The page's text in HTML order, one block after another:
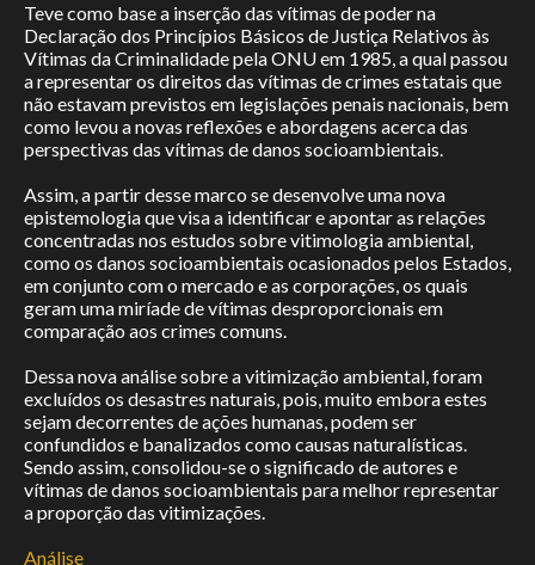
Observatório
Revista
Projeto Vazou
Publicações
Publications
Contato
Contact
Teve como base a inserção das vítimas de poder na
Declaração dos Princípios Básicos de Justiça Relativos às
Vítimas da Criminalidade pela ONU em 1985, a qual passou
a representar os direitos das vítimas de crimes estatais que
não estavam previstos em legislações penais nacionais, bem
como levou a novas reflexões e abordagens acerca das
perspectivas das vítimas de danos socioambientais.
Assim, a partir desse marco se desenvolve uma nova
epistemologia que visa a identificar e apontar as relações
concentradas nos estudos sobre vitimologia ambiental,
como os danos socioambientais ocasionados pelos Estados,
em conjunto com o mercado e as corporações, os quais
geram uma miríade de vítimas desproporcionais em
comparação aos crimes comuns.
Dessa nova análise sobre a vitimização ambiental, foram
excluídos os desastres naturais, pois, muito embora estes
sejam decorrentes de ações humanas, podem ser
confundidos e banalizados como causas naturalísticas.
Sendo assim, consolidou-se o significado de autores e
vítimas de danos socioambientais para melhor representar
a proporção das vitimizações.
Análise